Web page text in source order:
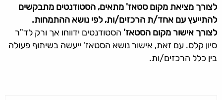
לצורך מציאת מקום סטאז' מתאים, הסטודנטים מתבקשים
להתייעץ עם אחד/ת הרכזים/ות, לפי נושא ההתמחות.
לצורך אישור מקום הסטאז' הסטודנטים ידווחו אך ורק לד"ר
סיון קלס. עם זאת, אישור נושא הסטאז' ייעשה בשיתוף פעולה
בין כלל הרכזים/ות.